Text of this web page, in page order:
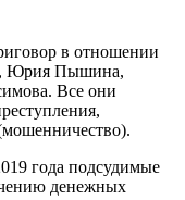
в отношении
Юрия Пышина,
Все они
года подсудимые
денежных